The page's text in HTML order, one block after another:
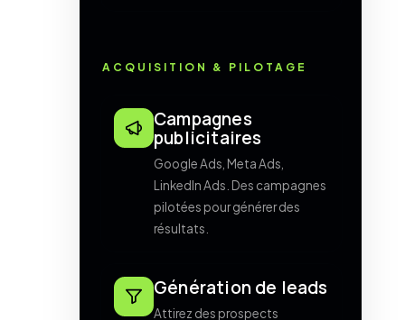
ACQUISITION & PILOTAGE
Campagnes
publicitaires
Google Ads, Meta Ads,
LinkedIn Ads. Des campagnes
pilotées pour générer des
résultats.
Génération de leads
Attirez des prospects